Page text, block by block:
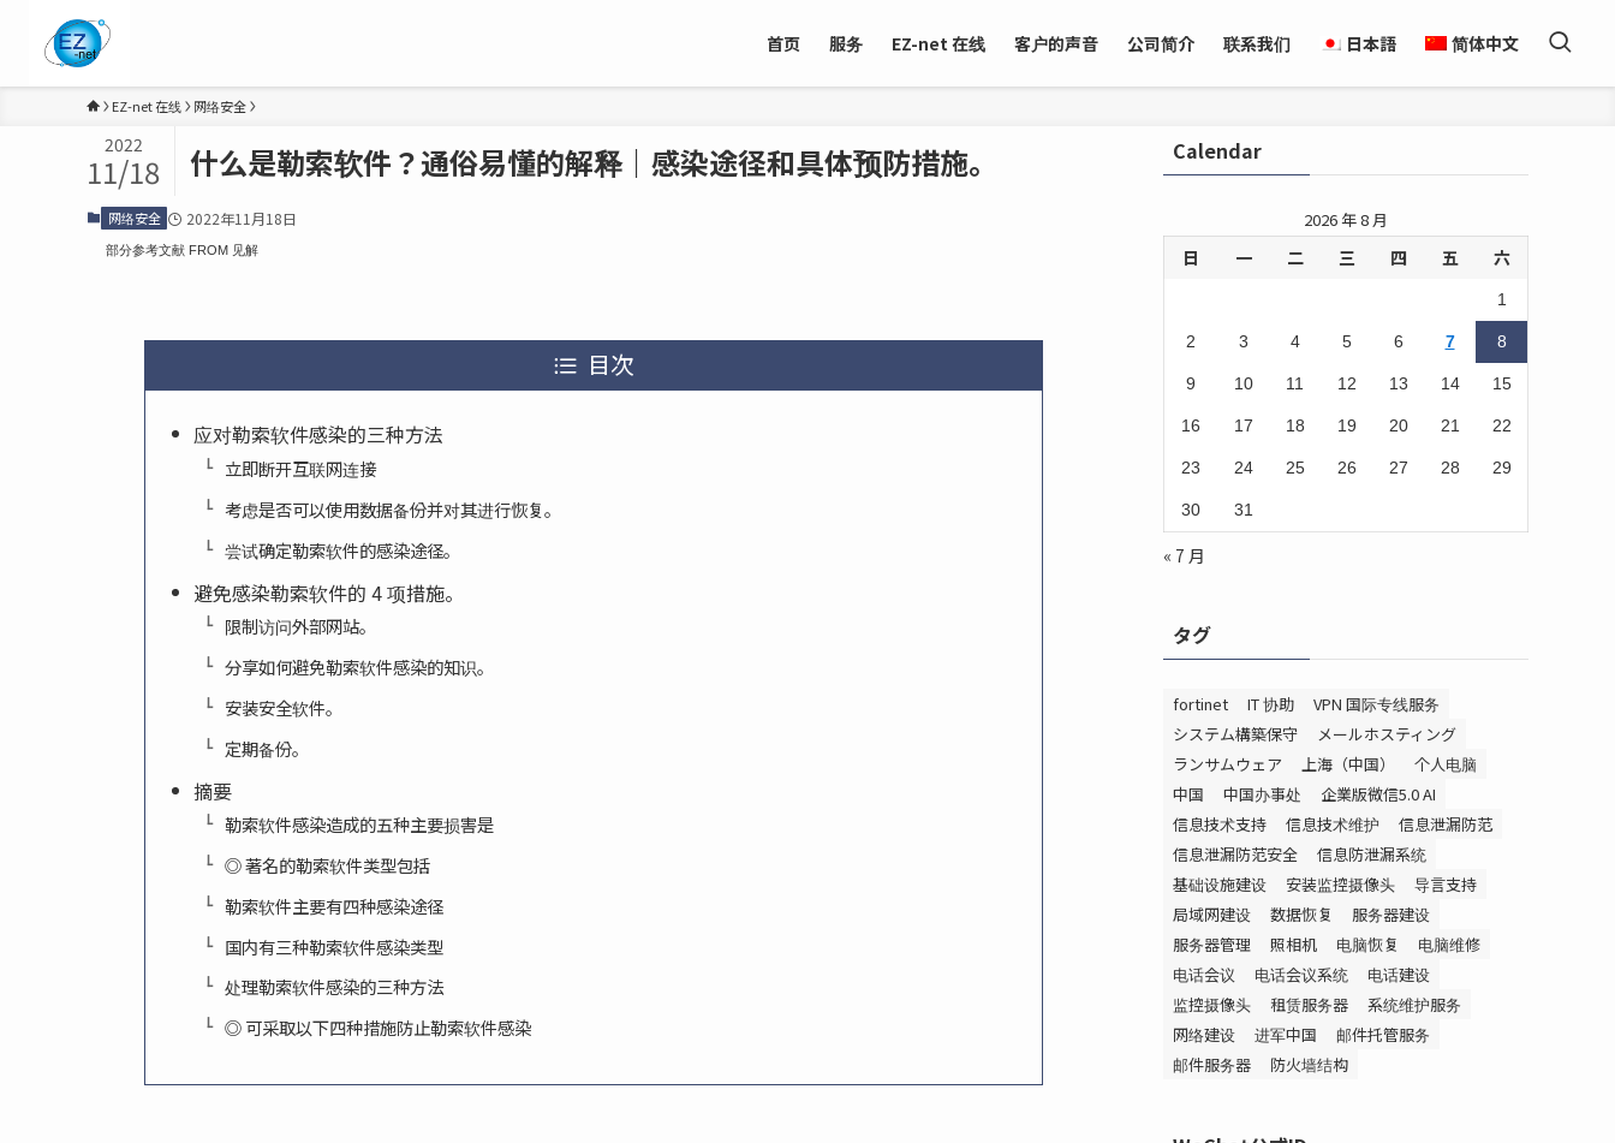
首页 服务 EZ-net 在线 客户的声音 公司简介 联系我们 日本語 简体中文
EZ-net 在线 网络安全
什么是勒索软件？通俗易懂的解释｜感染途径和具体预防措施。
2022
11/18
网络安全 2022年11月18日
部分参考文献 FROM 见解
目次
应对勒索软件感染的三种方法
立即断开互联网连接
考虑是否可以使用数据备份并对其进行恢复。
尝试确定勒索软件的感染途径。
避免感染勒索软件的 4 项措施。
限制访问外部网站。
分享如何避免勒索软件感染的知识。
安装安全软件。
定期备份。
摘要
勒索软件感染造成的五种主要损害是
◎ 著名的勒索软件类型包括
勒索软件主要有四种感染途径
国内有三种勒索软件感染类型
处理勒索软件感染的三种方法
◎ 可采取以下四种措施防止勒索软件感染
Calendar
2026 年 8 月
日 一 二 三 四 五 六
1
2 3 4 5 6 7 8
9 10 11 12 13 14 15
16 17 18 19 20 21 22
23 24 25 26 27 28 29
30 31
« 7 月
タグ
fortinet IT 协助
VPN 国际专线服务
システム構築保守
メールホスティング
ランサムウェア
上海（中国）
个人电脑
中国
中国办事处
企業版微信5.0 AI
信息技术支持
信息技术维护
信息泄漏防范
信息泄漏防范安全
信息防泄漏系统
基础设施建设
安装监控摄像头
导言支持
局域网建设
数据恢复
服务器建设
服务器管理
照相机 电脑恢复
电脑维修
电话会议
电话会议系统
电话建设
监控摄像头
租赁服务器
系统维护服务
网络建设
进军中国
邮件托管服务
邮件服务器
防火墙结构